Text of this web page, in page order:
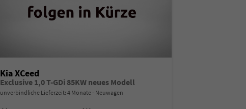
Kia XCeed
Exclusive 1,0 T-GDi 85KW neues Modell
unverbindliche Lieferzeit:4 Monate Neuwagen